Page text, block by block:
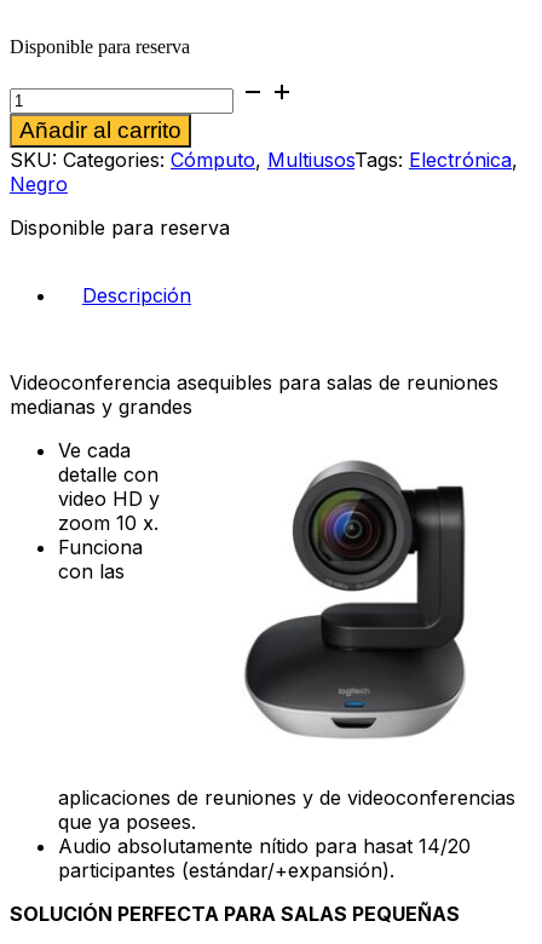
Disponible para reserva
Sistema
de
videoconferencias
Logitech
GROUP
cantidad
Añadir al carrito
SKU: Categories: Cómputo, MultiusosTags: Electrónica,
Negro
Disponible para reserva
Descripción
Videoconferencia asequibles para salas de reuniones
medianas y grandes
Ve cada
detalle con
video HD y
zoom 10 x.
Funciona
con las
aplicaciones de reuniones y de videoconferencias
que ya posees.
Audio absolutamente nítido para hasat 14/20
participantes (estándar/+expansión).
SOLUCIÓN PERFECTA PARA SALAS PEQUEÑAS